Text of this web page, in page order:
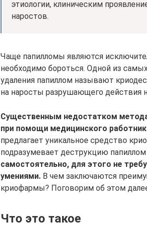
этиологии, клиническим
наростов.
Чаще папилломы являются
необходимо бороться. Одной из
удаления папиллом называют
на наросты разрушающего действия
Существенным недостатком
при помощи медицинского
предлагает уникальное средство
подразумевает деструкцию
самостоятельно, для этого не
умениями. В чем заключаются
криофармы? Поговорим об этом
Что это такое